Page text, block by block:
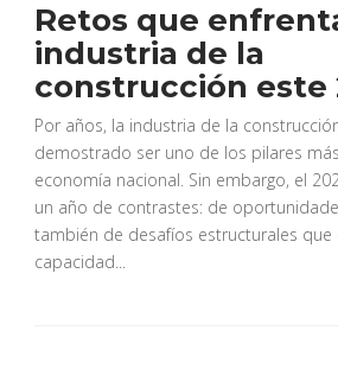
Retos que
industria de la
construcción este
Por años, la industria de la
demostrado ser uno de los pilares
economía nacional. Sin embargo, el
un año de contrastes: de
también de desafíos estructurales que
capacidad...